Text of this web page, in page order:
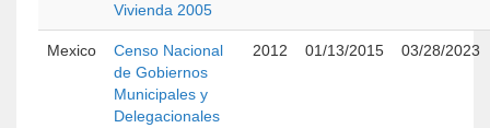
Vivienda 2005
Mexico
Censo Nacional
de Gobiernos
Municipales y
Delegacionales
2012 01/13/2015 03/28/2023